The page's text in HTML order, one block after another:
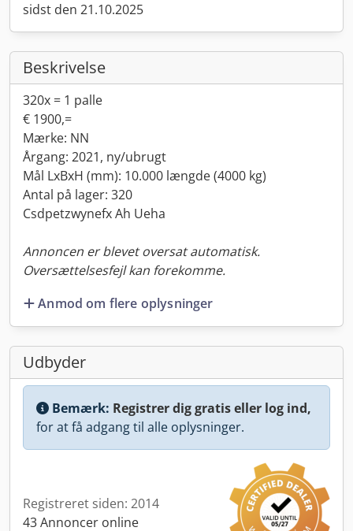
sidst den 21.10.2025
Beskrivelse
320x = 1 palle
€ 1900,=
Mærke: NN
Årgang: 2021, ny/ubrugt
Mål LxBxH (mm): 10.000 længde (4000 kg)
Antal på lager: 320
Csdpetzwynefx Ah Ueha
Annoncen er blevet oversat automatisk.
Oversættelsesfejl kan forekomme.
Anmod om flere oplysninger
Udbyder
Bemærk: Registrer dig gratis eller log ind,
for at få adgang til alle oplysninger.
Registreret siden: 2014
43 Annoncer online